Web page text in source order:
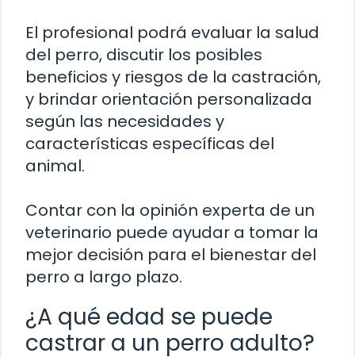
El profesional podrá evaluar la salud
del perro, discutir los posibles
beneficios y riesgos de la castración,
y brindar orientación personalizada
según las necesidades y
características específicas del
animal.
Contar con la opinión experta de un
veterinario puede ayudar a tomar la
mejor decisión para el bienestar del
perro a largo plazo.
¿A qué edad se puede
castrar a un perro adulto?